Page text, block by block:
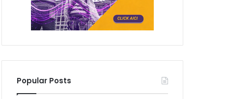
Popular Posts